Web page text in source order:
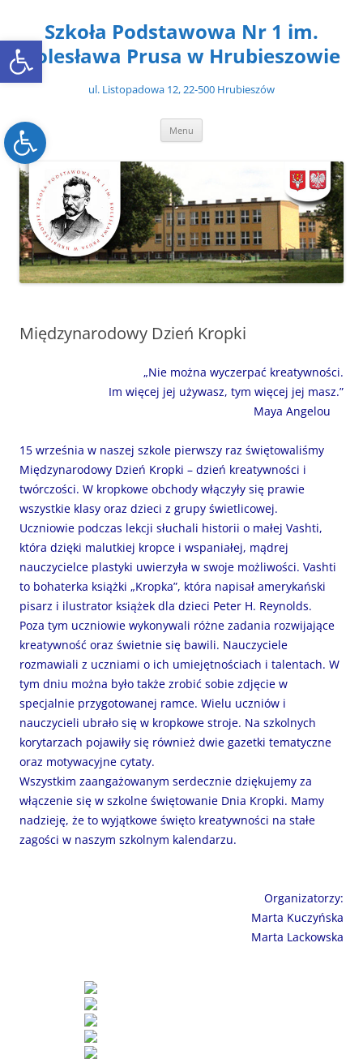
Open toolbar
Open toolbar
treściSzkoła Podstawowa Nr 1 im.
Bolesława Prusa w Hrubieszowie
ul. Listopadowa 12, 22-500 Hrubieszów
Menu
Międzynarodowy Dzień Kropki
„Nie można wyczerpać kreatywności.
Im więcej jej używasz, tym więcej jej masz.”
Maya Angelou
15 września w naszej szkole pierwszy raz świętowaliśmy
Międzynarodowy Dzień Kropki – dzień kreatywności i
twórczości. W kropkowe obchody włączyły się prawie
wszystkie klasy oraz dzieci z grupy świetlicowej.
Uczniowie podczas lekcji słuchali historii o małej Vashti,
która dzięki malutkiej kropce i wspaniałej, mądrej
nauczycielce plastyki uwierzyła w swoje możliwości. Vashti
to bohaterka książki „Kropka”, która napisał amerykański
pisarz i ilustrator książek dla dzieci Peter H. Reynolds.
Poza tym uczniowie wykonywali różne zadania rozwijające
kreatywność oraz świetnie się bawili. Nauczyciele
rozmawiali z uczniami o ich umiejętnościach i talentach. W
tym dniu można było także zrobić sobie zdjęcie w
specjalnie przygotowanej ramce. Wielu uczniów i
nauczycieli ubrało się w kropkowe stroje. Na szkolnych
korytarzach pojawiły się również dwie gazetki tematyczne
oraz motywacyjne cytaty.
Wszystkim zaangażowanym serdecznie dziękujemy za
włączenie się w szkolne świętowanie Dnia Kropki. Mamy
nadzieję, że to wyjątkowe święto kreatywności na stałe
zagości w naszym szkolnym kalendarzu.
Organizatorzy:
Marta Kuczyńska
Marta Lackowska